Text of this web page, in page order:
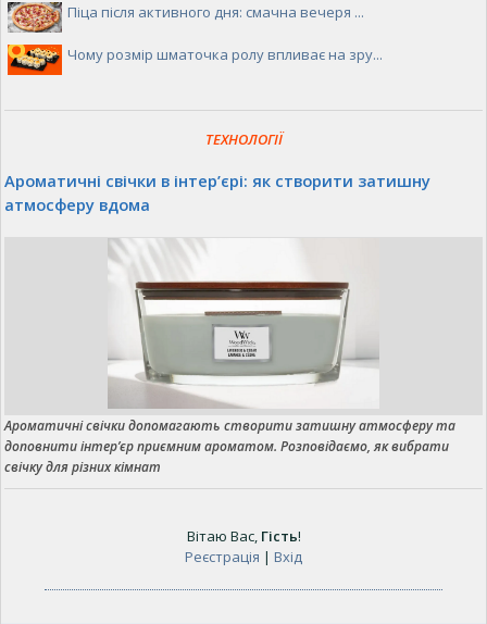
Піца після активного дня: смачна вечеря ...
Чому розмір шматочка ролу впливає на зру...
ТЕХНОЛОГІЇ
Ароматичні свічки в інтер’єрі: як створити затишну
атмосферу вдома
Ароматичні свічки допомагають створити затишну атмосферу та
доповнити інтер’єр приємним ароматом. Розповідаємо, як вибрати
свічку для різних кімнат
Вітаю Вас, Гість!
Реєстрація | Вхід